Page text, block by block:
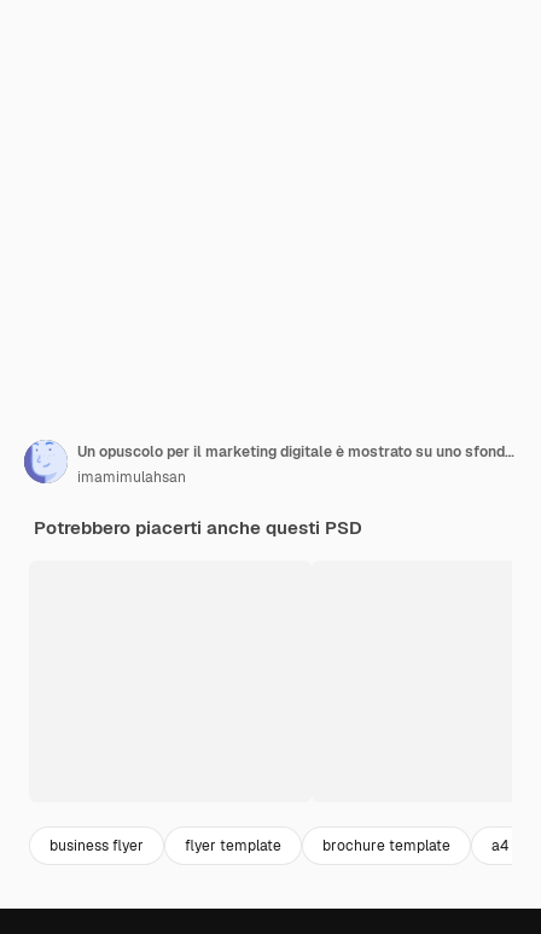
Un opuscolo per il marketing digitale è mostrato su uno sfondo grigio
imamimulahsan
Potrebbero piacerti anche questi PSD
business flyer flyer template brochure template a4